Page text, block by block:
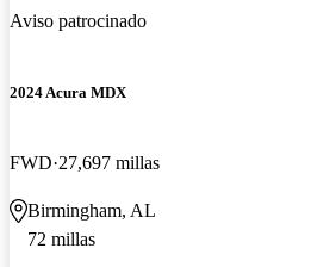
Aviso patrocinado
2024 Acura MDX
FWD 27,697 millas
Birmingham, AL
72 millas